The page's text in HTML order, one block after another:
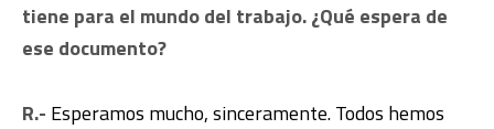
tiene para el mundo del trabajo. ¿Qué espera de
ese documento?
R.- Esperamos mucho, sinceramente. Todos hemos